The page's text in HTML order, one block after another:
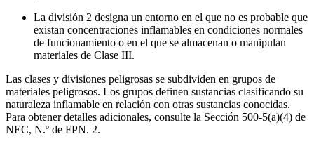
La división 2 designa un entorno en el que no es probable que
existan concentraciones inflamables en condiciones normales
de funcionamiento o en el que se almacenan o manipulan
materiales de Clase III.
Las clases y divisiones peligrosas se subdividen en grupos de
materiales peligrosos. Los grupos definen sustancias clasificando su
naturaleza inflamable en relación con otras sustancias conocidas.
Para obtener detalles adicionales, consulte la Sección 500-5(a)(4) de
NEC, N.º de FPN. 2.